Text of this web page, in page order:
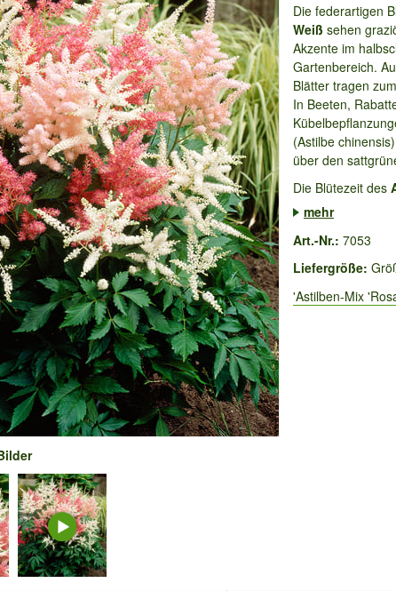
Die federartigen
Weiß sehen
Akzente im
Gartenbereich.
Blätter tragen
In Beeten,
(Astilbe
über den
Die Blütezeit des
mehr
Art.-Nr.: 7053
Liefergröße:
'Astilben-Mix